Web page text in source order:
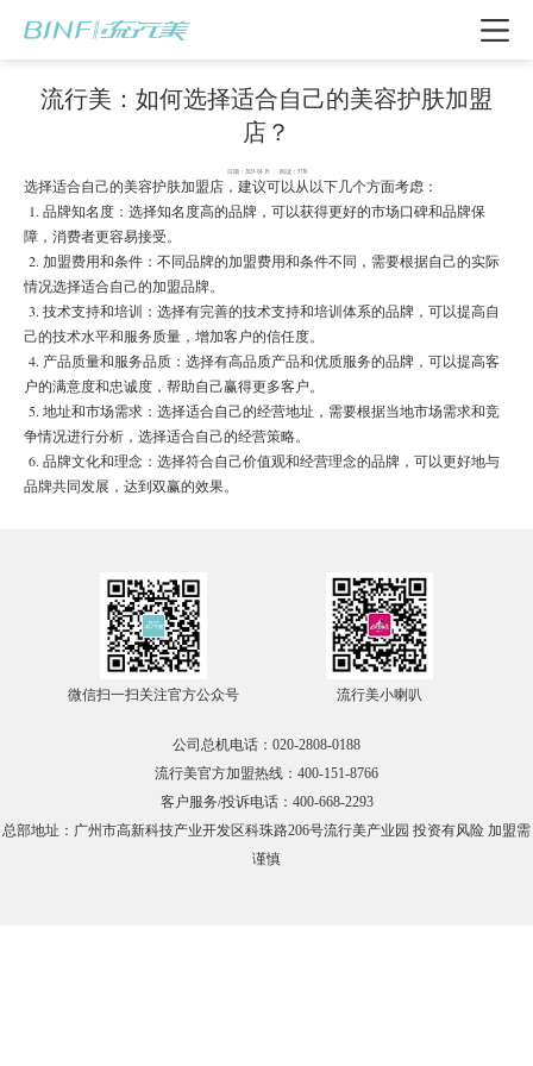
流行美：如何选择适合自己的美容护肤加盟
店？
日期：2023-04-19 阅读：5730
选择适合自己的美容护肤加盟店，建议可以从以下几个方面考虑：
1. 品牌知名度：选择知名度高的品牌，可以获得更好的市场口碑和品牌保
障，消费者更容易接受。
2. 加盟费用和条件：不同品牌的加盟费用和条件不同，需要根据自己的实际
情况选择适合自己的加盟品牌。
3. 技术支持和培训：选择有完善的技术支持和培训体系的品牌，可以提高自
己的技术水平和服务质量，增加客户的信任度。
4. 产品质量和服务品质：选择有高品质产品和优质服务的品牌，可以提高客
户的满意度和忠诚度，帮助自己赢得更多客户。
5. 地址和市场需求：选择适合自己的经营地址，需要根据当地市场需求和竞
争情况进行分析，选择适合自己的经营策略。
6. 品牌文化和理念：选择符合自己价值观和经营理念的品牌，可以更好地与
品牌共同发展，达到双赢的效果。
微信扫一扫关注官方公众号 流行美小喇叭
公司总机电话：020-2808-0188
流行美官方加盟热线：400-151-8766
客户服务/投诉电话：400-668-2293
总部地址：广州市高新科技产业开发区科珠路206号流行美产业园 投资有风险 加盟需
谨慎
电话咨询